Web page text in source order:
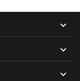


